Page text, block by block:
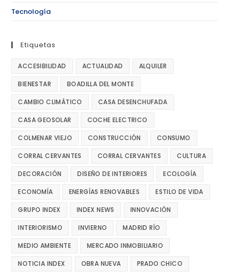
Tecnología
Etiquetas
ACCESIBILIDAD ACTUALIDAD ALQUILER
BIENESTAR BOADILLA DEL MONTE
CAMBIO CLIMÁTICO CASA DESENCHUFADA
CASA GEOSOLAR COCHE ELECTRICO
COLMENAR VIEJO CONSTRUCCIÓN CONSUMO
CORRAL CERVANTES CORRAL CERVANTES CULTURA
DECORACIÓN DISEÑO DE INTERIORES ECOLOGÍA
ECONOMÍA ENERGÍAS RENOVABLES ESTILO DE VIDA
GRUPO INDEX INDEX NEWS INNOVACIÓN
INTERIORISMO INVIERNO MADRID RÍO
MEDIO AMBIENTE MERCADO INMOBILIARIO
NOTICIA INDEX OBRA NUEVA PRADO CHICO